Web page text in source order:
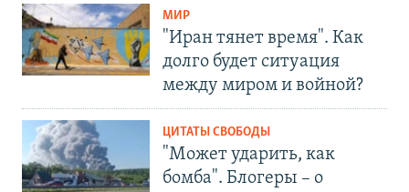
МИР
"Иран тянет время". Как
долго будет ситуация
между миром и войной?
ЦИТАТЫ СВОБОДЫ
"Может ударить, как
бомба". Блогеры – о